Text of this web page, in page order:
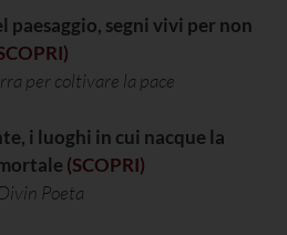
paesaggio, segni vivi per non
per coltivare la pace
i luoghi in cui nacque la
(SCOPRI)
Poeta